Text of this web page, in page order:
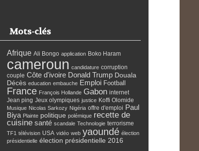
Mots-clés
Afrique Ali Bongo application Boko Haram
cameroun candidature corruption
couple Côte d'ivoire Donald Trump Douala
Décès education embauche Emploi Football
France François Hollande Gabon internet
Jean ping Jeux olympiques justice Koffi Olomide
Musique Nicolas Sarkozy Nigéria offre d'emploi Paul
Biya Plainte politique polémique recette de
cuisine santé scandale Technologie terrorisme
TF1 télévision USA vidéo web yaoundé élection
présidentielle élection présidentielle 2016